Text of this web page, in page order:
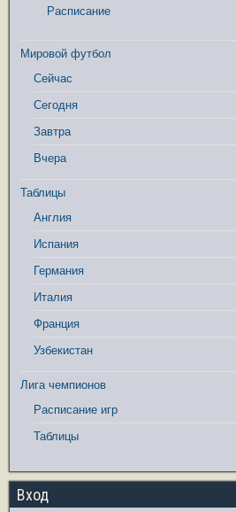
Расписание
Мировой футбол
Сейчас
Сегодня
Завтра
Вчера
Таблицы
Англия
Испания
Германия
Италия
Франция
Узбекистан
Лига чемпионов
Расписание игр
Таблицы
Вход